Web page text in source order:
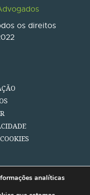
os direitos
analíticas